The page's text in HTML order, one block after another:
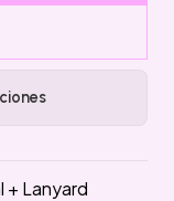
Lanyard